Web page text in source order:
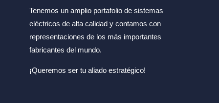
Tenemos un amplio portafolio de sistemas
eléctricos de alta calidad y contamos con
representaciones de los más importantes
fabricantes del mundo.
¡Queremos ser tu aliado estratégico!